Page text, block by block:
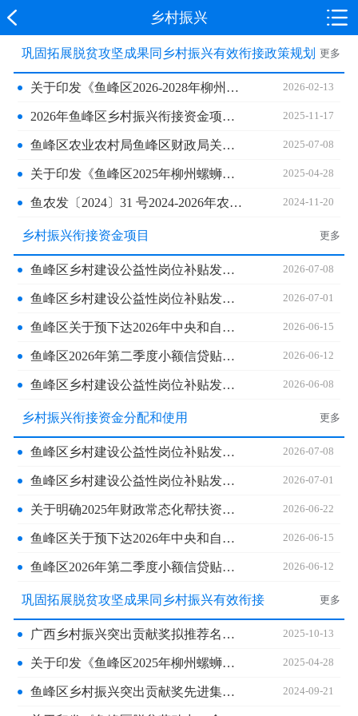
乡村振兴
巩固拓展脱贫攻坚成果同乡村振兴有效衔接政策规划 更多
关于印发《鱼峰区2026-2028年柳州螺蛳粉原材料种养殖及初加工产业发展实施方案》的通知 2026-02-13
2026年鱼峰区乡村振兴衔接资金项目纳入年度计划公告 2025-11-17
鱼峰区农业农村局鱼峰区财政局关于印发《鱼峰区2025年稻谷补贴实施方案》的通知 2025-07-08
关于印发《鱼峰区2025年柳州螺蛳粉原材料种养殖及初加工产业发展实施方案》的通知 2025-04-28
鱼农发〔2024〕31 号2024-2026年农机购置与应用补贴实施方案通知 2024-11-20
乡村振兴衔接资金项目 更多
鱼峰区乡村建设公益性岗位补贴发放公告 2026-07-08
鱼峰区乡村建设公益性岗位补贴发放公示 2026-07-01
鱼峰区关于预下达2026年中央和自治区财政常态化帮扶资金项目分配方案公告 2026-06-15
鱼峰区2026年第二季度小额信贷贴息审批公告 2026-06-12
鱼峰区乡村建设公益性岗位补贴发放公告 2026-06-08
乡村振兴衔接资金分配和使用 更多
鱼峰区乡村建设公益性岗位补贴发放公告 2026-07-08
鱼峰区乡村建设公益性岗位补贴发放公示 2026-07-01
关于明确2025年财政常态化帮扶资金项目资产确权事宜的公示 2026-06-22
鱼峰区关于预下达2026年中央和自治区财政常态化帮扶资金项目分配方案公告 2026-06-15
鱼峰区2026年第二季度小额信贷贴息审批公告 2026-06-12
巩固拓展脱贫攻坚成果同乡村振兴有效衔接 更多
广西乡村振兴突出贡献奖拟推荐名单公示 2025-10-13
关于印发《鱼峰区2025年柳州螺蛳粉原材料种养殖及初加工产业发展实施方案》的通知 2025-04-28
鱼峰区乡村振兴突出贡献奖先进集体拟表彰对象公示 2024-09-21